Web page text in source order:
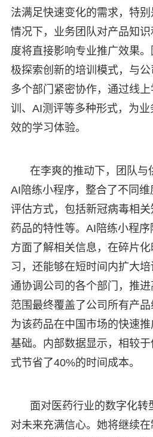
法满足快速变化的需求，特
情况下，业务团队对产品知
度将直接影响专业推广效果
极探索创新的培训模式，与
多个部门紧密协作，通过线
训、AI测评等多种形式，为
效的学习体验。
在李爽的推动下，团队与
AI陪练小程序，整合了不同
评估方式，包括新冠病毒相
药品的特性等。AI陪练小程
方面了解相关信息，在碎片
习，还能够在短时间内扩大
通协调公司的各个部门，推进
范围最终覆盖了公司所有产品
为该药品在中国市场的快速
基础。内部数据显示，相较
式节省了40%的时间成本。
面对医药行业的数字化转
对未来充满信心。她将继续